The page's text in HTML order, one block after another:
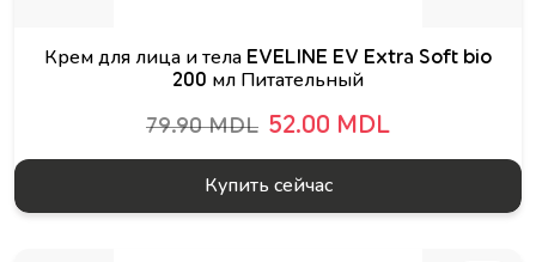
Крем для лица и тела EVELINE EV Extra Soft bio
200 мл Питательный
79.90 MDL 52.00 MDL
Купить сейчас